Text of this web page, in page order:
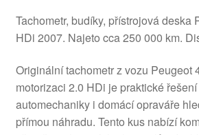
Tachometr, budíky, přístrojová deska
HDi 2007. Najeto cca 250 000 km.
Originální tachometr z vozu Peugeot
motorizaci 2.0 HDi je praktické řešení
automechaniky i domácí opraváře
přímou náhradu. Tento kus nabízí